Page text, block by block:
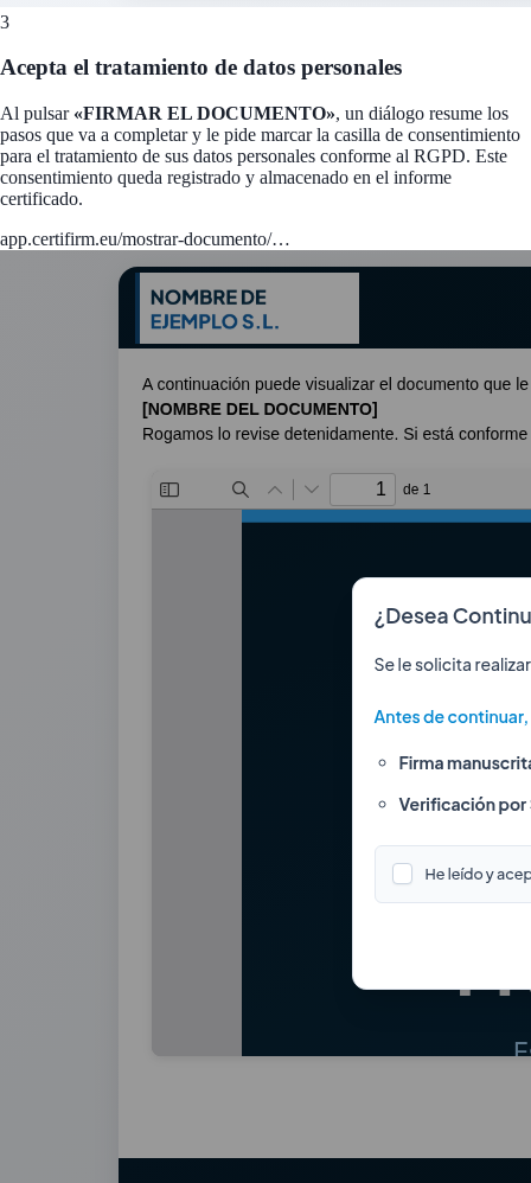
3
Acepta el tratamiento de datos personales
Al pulsar «FIRMAR EL DOCUMENTO», un diálogo resume los
pasos que va a completar y le pide marcar la casilla de consentimiento
para el tratamiento de sus datos personales conforme al RGPD. Este
consentimiento queda registrado y almacenado en el informe
certificado.
app.certifirm.eu/mostrar-documento/…